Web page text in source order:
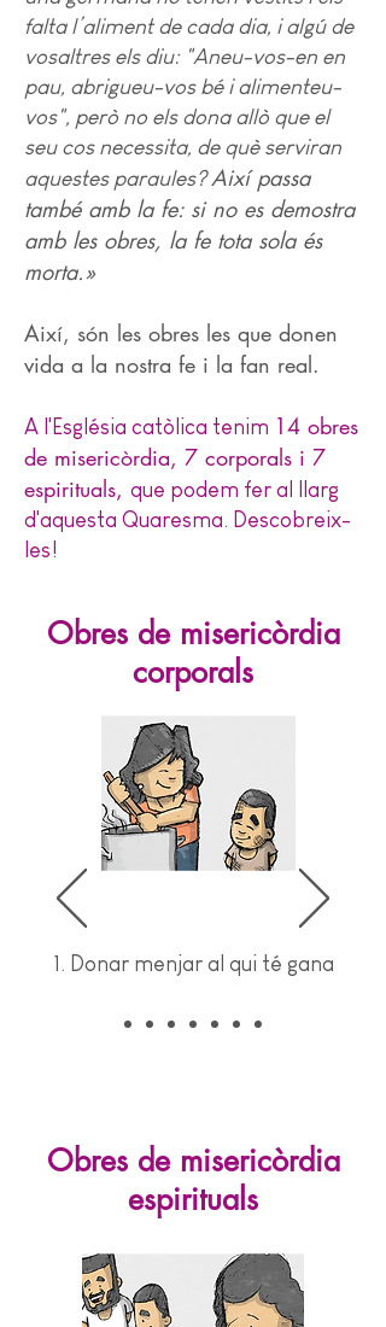
falta l’aliment de cada dia, i algú de
vosaltres els diu: "Aneu-vos-en en
pau, abrigueu-vos bé i alimenteu-
vos", però no els dona allò que el
seu cos necessita, de què serviran
aquestes paraules?Així passa
també amb la fe: si no es demostra
amb les obres, la fe tota sola és
morta.»
Així, són les obres les que donen
vida a la nostra fe i la fan real.
A l'Església catòlica tenim 14 obres
de misericòrdia, 7 corporals i 7
espirituals, que podem fer al llarg
d'aquesta Quaresma. Descobreix-
les!
Obres de misericòrdia
corporals
1. Donar menjar al qui té gana
Obres de misericòrdia
espirituals